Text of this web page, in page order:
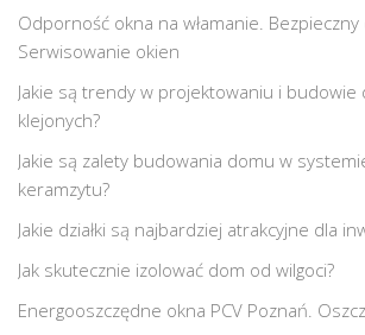
Odporność okna na włamanie. Bezpieczny
Serwisowanie okien
Jakie są trendy w projektowaniu i budowie
klejonych?
Jakie są zalety budowania domu w
keramzytu?
Jakie działki są najbardziej atrakcyjne dla
Jak skutecznie izolować dom od wilgoci?
Energooszczędne okna PCV Poznań.